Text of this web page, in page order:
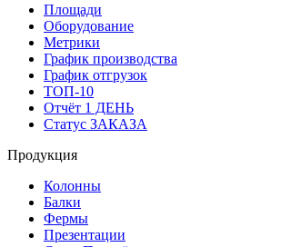
Площади
Оборудование
Метрики
График производства
График отгрузок
ТОП-10
Отчёт 1 ДЕНЬ
Статус ЗАКАЗА
Продукция
Колонны
Балки
Фермы
Презентации